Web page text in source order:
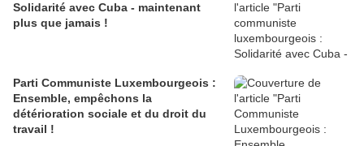
Solidarité avec Cuba - maintenant
plus que jamais !
Parti Communiste Luxembourgeois :
Ensemble, empêchons la
détérioration sociale et du droit du
travail !